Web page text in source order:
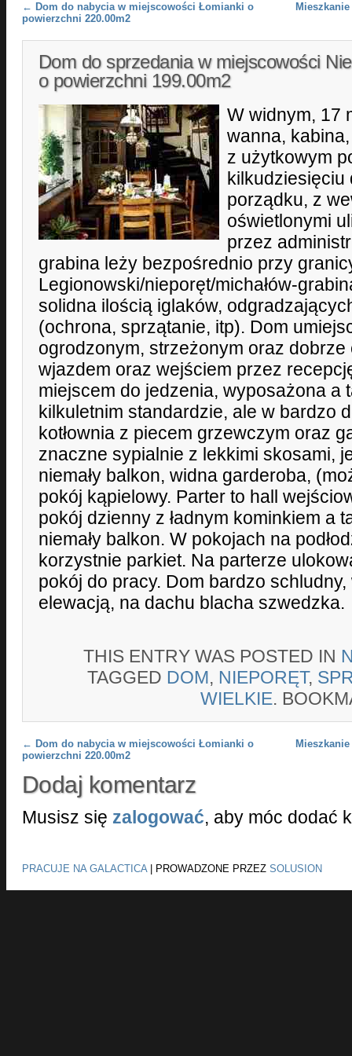
Post navigation
← Dom do nabycia w miejscowości Łomianki o
powierzchni 220.00m2
Dom do sprzedania w miejscowości
o powierzchni 199.00m2
W widnym, 17
wanna,
z użytkowym
kilkudziesięciu
porządku, z
oświetlonymi
przez
grabina leży bezpośrednio przy
Legionowski/nieporęt/michałów-
solidna ilością iglaków,
(ochrona, sprzątanie, itp). Dom
ogrodzonym, strzeżonym oraz
wjazdem oraz wejściem przez
miejscem do jedzenia, wyposażona a
kilkuletnim standardzie, ale w bardzo
kotłownia z piecem grzewczym oraz
znaczne sypialnie z lekkimi skosami,
niemały balkon, widna garderoba,
pokój kąpielowy. Parter to hall
pokój dzienny z ładnym kominkiem a
niemały balkon. W pokojach na
korzystnie parkiet. Na parterze
pokój do pracy. Dom bardzo
elewacją, na dachu blacha szwedzka.
THIS ENTRY WAS POSTED IN
TAGGED DOM, NIEPORĘT,
WIELKIE.
Post navigation
← Dom do nabycia w miejscowości Łomianki o
powierzchni 220.00m2
Dodaj komentarz
Musisz się zalogować, aby móc dodać
PRACUJE NA GALACTICA| PROWADZONE PRZEZ SOLUSION